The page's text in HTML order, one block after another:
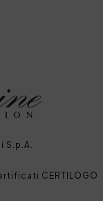
CERTILOGO